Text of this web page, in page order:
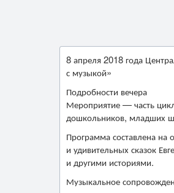
8 апреля 2018 года
с музыкой»
Подробности вечера
Мероприятие — часть
дошкольников, младших
Программа составлена на
и удивительных сказок
и другими историями.
Музыкальное